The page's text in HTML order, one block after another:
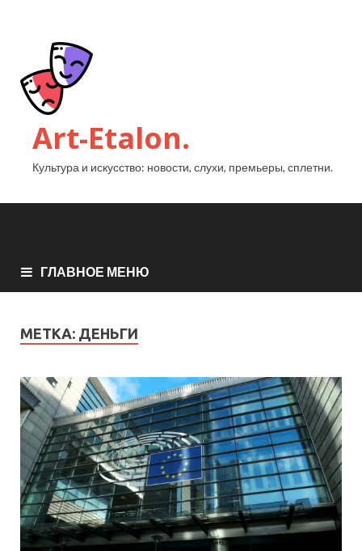
Art-Etalon.
Культура и искусство: новости, слухи, премьеры, сплетни.
ГЛАВНОЕ МЕНЮ
МЕТКА: ДЕНЬГИ